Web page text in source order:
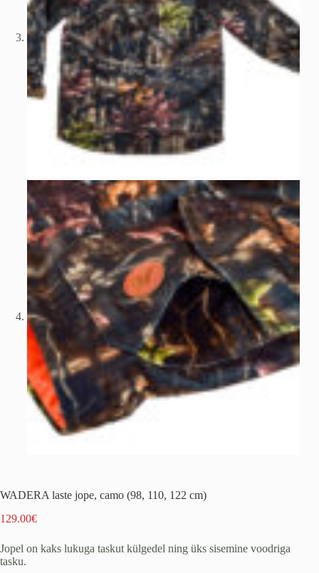
WADERA laste jope, camo (98, 110, 122 cm)
129.00€
Jopel on kaks lukuga taskut külgedel ning üks sisemine voodriga
tasku.